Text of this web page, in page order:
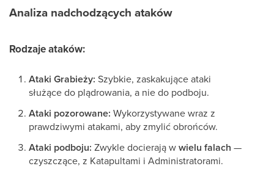
Analiza nadchodzących ataków
Rodzaje ataków:
Ataki Grabieży: Szybkie, zaskakujące ataki
służące do plądrowania, a nie do podboju.
Ataki pozorowane: Wykorzystywane wraz z
prawdziwymi atakami, aby zmylić obrońców.
Ataki podboju: Zwykle docierają wwielu falach —
czyszczące, z Katapultami i Administratorami.